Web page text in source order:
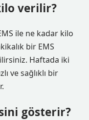
verilir?
ile ne kadar kilo
bir EMS
Haftada iki
ve sağlıklı bir
gösterir?